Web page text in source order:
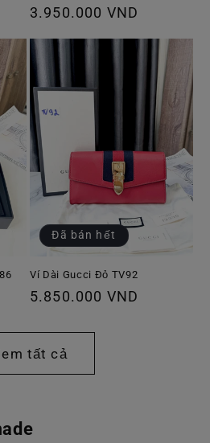
Giá
thường
3.950.000 VND
Đã bán hết
Ví Dài Gucci Đỏ TV92
Giá
thường
5.850.000 VND
tất cả